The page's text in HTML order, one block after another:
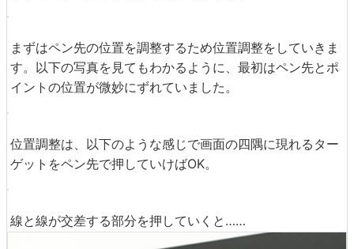
まずはペン先の位置を調整するため位置調整をしていきま